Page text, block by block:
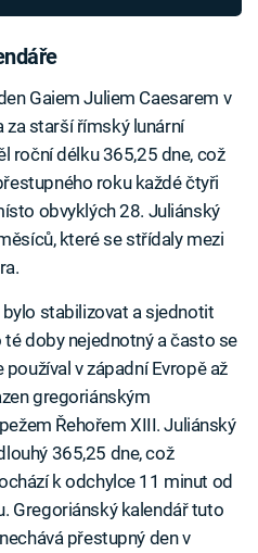
Gaiem Juliem Caesarem v
za starší římský lunární
roční délku 365,25 dne, což
roku každé čtyři
obvyklých 28. Juliánský
které se střídaly mezi
stabilizovat a sjednotit
doby nejednotný a často se
v západní Evropě až
gregoriánským
Řehořem XIII. Juliánský
365,25 dne, což
k odchylce 11 minut od
Gregoriánský kalendář tuto
přestupný den v